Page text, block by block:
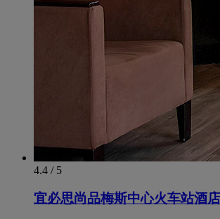
4.4 / 5
宜必思尚品梅斯中心火车站酒店